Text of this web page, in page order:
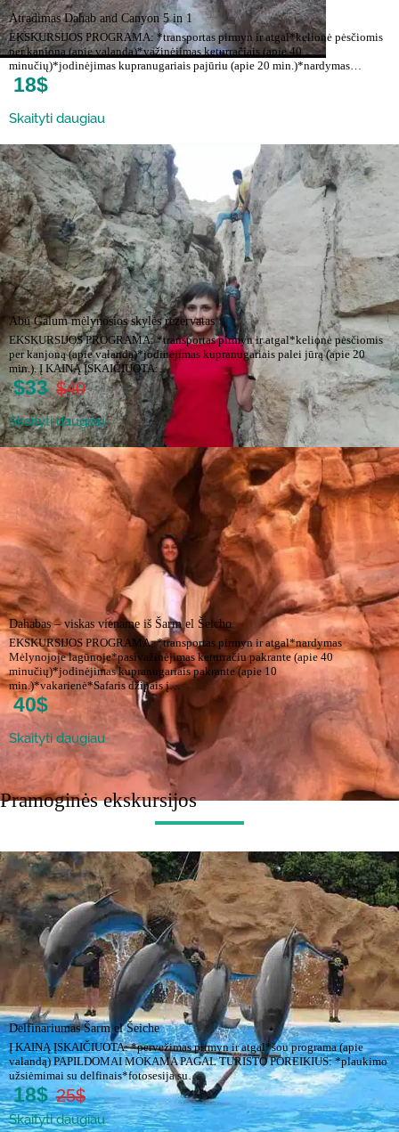
Atradimas Dahab and Canyon 5 in 1
EKSKURSIJOS PROGRAMA: *transportas pirmyn ir atgal*kelionė pėsčiomis
per kanjoną (apie valandą)*važinėjimas keturračiais (apie 40
minučių)*jodinėjimas kupranugariais pajūriu (apie 20 min.)*nardymas…
18$
Skaityti daugiau
Abu Galum mėlynosios skylės rezervatas
EKSKURSIJOS PROGRAMA: *transportas pirmyn ir atgal*kelionė pėsčiomis
per kanjoną (apie valandą)*jodinėjimas kupranugariais palei jūrą (apie 20
min.). Į KAINĄ ĮSKAIČIUOTA:…
$33 $40
Skaityti daugiau
Dahabas – viskas viename iš Šarm el Šeicho
EKSKURSIJOS PROGRAMA: *transportas pirmyn ir atgal*nardymas
Mėlynojoje lagūnoje*pasivažinėjimas keturračiu pakrante (apie 40
minučių)*jodinėjimas kupranugariais pakrante (apie 10
min.)*vakarienė*Safaris džipais į…
40$
Skaityti daugiau
Pramoginės ekskursijos
Delfinariumas Šarm el Šeiche
Į KAINĄ ĮSKAIČIUOTA: *pervežimas pirmyn ir atgal*šou programa (apie
valandą) PAPILDOMAI MOKAMA PAGAL TURISTO POREIKIUS: *plaukimo
užsiėmimai su delfinais*fotosesija su…
18$ 25$
Skaityti daugiau